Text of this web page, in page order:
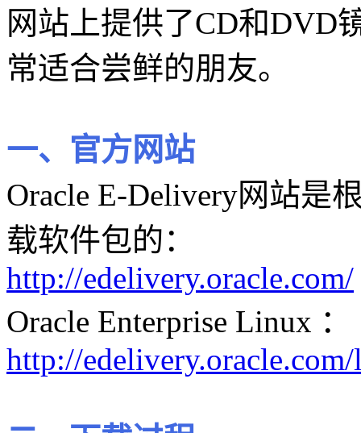
网站上提供了CD和DVD
常适合尝鲜的朋友。
一、官方网站
Oracle E-Delivery网站是
载软件包的：
http://edelivery.oracle.com/
Oracle Enterprise Linux ：
http://